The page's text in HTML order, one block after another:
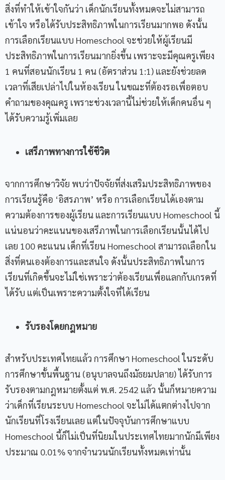
สิ่งที่ทำให้เข้าใจกันว่า เด็กนักเรียนทั้งหมดจะไม่สามารถ
เข้าใจ หรือได้รับประสิทธิภาพในการเรียนมากพอ ดังนั้น
การเลือกเรียนแบบ Homeschool จะช่วยให้ผู้เรียนมี
ประสิทธิภาพในการเรียนมากยิ่งขึ้น เพราะจะมีคุณครูเพียง
1 คนที่สอนนักเรียน 1 คน (อัตราส่วน 1:1) และยังช่วยลด
เวลาที่เสียเปล่าไปในห้องเรียน ในขณะที่ต้องรอเพื่อตอบ
คำถามของคุณครู เพราะช่วงเวลานี้ไม่ช่วยให้เด็กคนอื่น ๆ
ได้รับความรู้เพิ่มเลย
เสรีภาพทางการใช้ชีวิต
จากการศึกษาวิจัย พบว่าปัจจัยที่ส่งเสริมประสิทธิภาพของ
การเรียนรู้คือ ‘อิสรภาพ’ หรือ การเลือกเรียนได้เองตาม
ความต้องการของผู้เรียน และการเรียนแบบ Homeschool นี้
แน่นอนว่าคะแนนของเสรีภาพในการเลือกเรียนนั้นได้ไป
เลย 100 คะแนน เด็กที่เรียน Homeschool สามารถเลือกใน
สิ่งที่ตนเองต้องการและสนใจ ดังนั้นประสิทธิภาพในการ
เรียนที่เกิดขึ้นจะไม่ใช่เพราะว่าต้องเรียนเพื่อแลกกับเกรดที่
ได้รับ แต่เป็นเพราะความตั้งใจที่ได้เรียน
รับรองโดยกฎหมาย
สำหรับประเทศไทยแล้ว การศึกษา Homeschool ในระดับ
การศึกษาขั้นพื้นฐาน (อนุบาลจนถึงมัธยมปลาย) ได้รับการ
รับรองตามกฎหมายตั้งแต่ พ.ศ. 2542 แล้ว นั้นก็หมายความ
ว่าเด็กที่เรียนระบบ Homeschool จะไม่ได้แตกต่างไปจาก
นักเรียนที่โรงเรียนเลย แต่ในปัจจุบันการศึกษาแบบ
Homeschool นี้ก็ไม่เป็นที่นิยมในประเทศไทยมากนักมีเพียง
ประมาณ 0.01% จากจำนวนนักเรียนทั้งหมดเท่านั้น